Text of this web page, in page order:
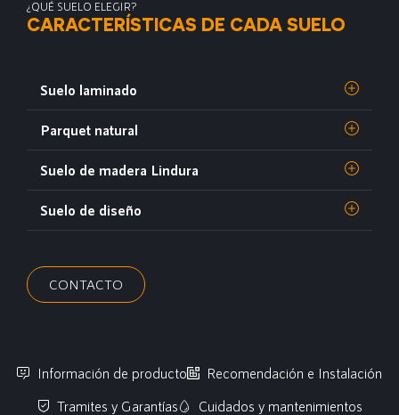
¿QUÉ SUELO ELEGIR?
CARACTERÍSTICAS DE CADA SUELO
Suelo laminado
Parquet natural
Suelo de madera Lindura
Suelo de diseño
CONTACTO
Información de producto
Recomendación e Instalación
Tramites y Garantías
Cuidados y mantenimientos